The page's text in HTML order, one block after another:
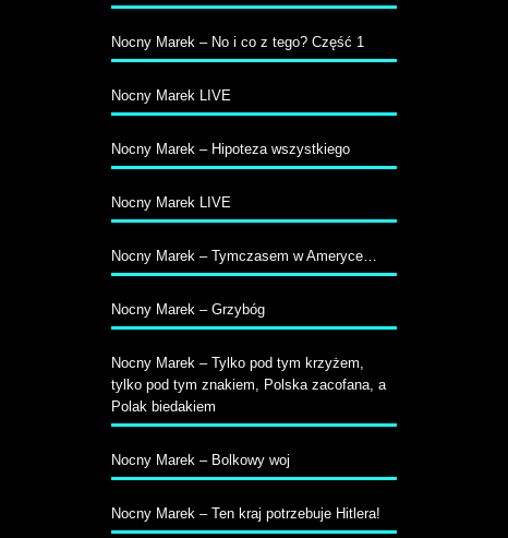
Nocny Marek – No i co z tego? Część 1
Nocny Marek LIVE
Nocny Marek – Hipoteza wszystkiego
Nocny Marek LIVE
Nocny Marek – Tymczasem w Ameryce…
Nocny Marek – Grzybóg
Nocny Marek – Tylko pod tym krzyżem,
tylko pod tym znakiem, Polska zacofana, a
Polak biedakiem
Nocny Marek – Bolkowy woj
Nocny Marek – Ten kraj potrzebuje Hitlera!